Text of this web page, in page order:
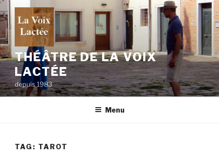
Skip
to
content
THÉÂTRE DE LA VOIX
LACTÉE
depuis 1983
Menu
TAG: TAROT